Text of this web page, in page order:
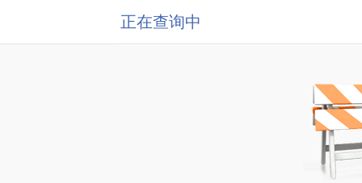
正在查询中